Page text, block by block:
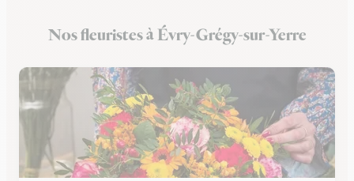
Fleuristes à Esbly
Nos fleuristes à Évry-Grégy-sur-Yerre